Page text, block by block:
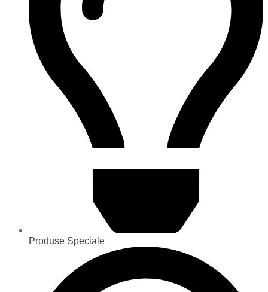
Produse Speciale